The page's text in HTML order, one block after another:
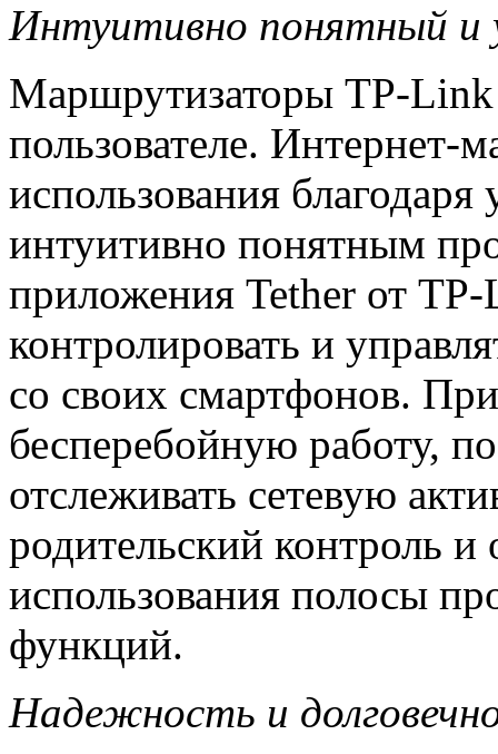
Интуитивно понятный и
Маршрутизаторы TP-Link
пользователе. Интернет-
использования
интуитивно понятным
приложения Tether от TP-
контролировать и
со своих смартфонов.
бесперебойную работу,
отслеживать сетевую
родительский контроль
использования полосы
функций.
Надежность и